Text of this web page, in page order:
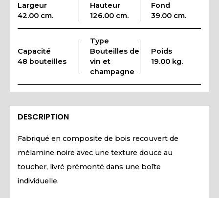
Largeur
42.00 cm.
Hauteur
126.00 cm.
Fond
39.00 cm.
Capacité
48 bouteilles
Type
Bouteilles de
vin et
champagne
Poids
19.00 kg.
DESCRIPTION
Fabriqué en composite de bois recouvert de
mélamine noire avec une texture douce au
toucher, livré prémonté dans une boîte
individuelle.